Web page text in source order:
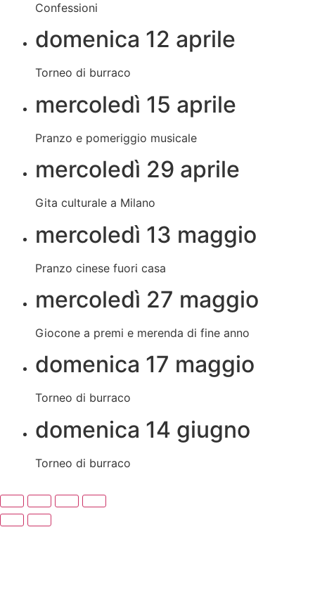
Confessioni
domenica 12 aprile
Torneo di burraco
mercoledì 15 aprile
Pranzo e pomeriggio musicale
mercoledì 29 aprile
Gita culturale a Milano
mercoledì 13 maggio
Pranzo cinese fuori casa
mercoledì 27 maggio
Giocone a premi e merenda di fine anno
domenica 17 maggio
Torneo di burraco
domenica 14 giugno
Torneo di burraco